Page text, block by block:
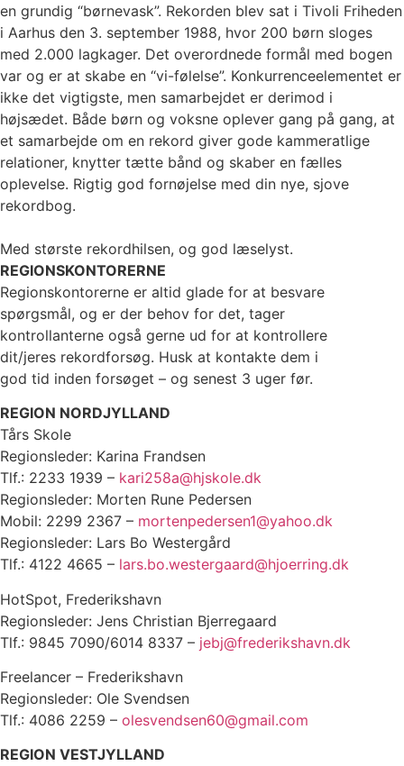
en grundig “børnevask”. Rekorden blev sat i Tivoli Friheden
i Aarhus den 3. september 1988, hvor 200 børn sloges
med 2.000 lagkager. Det overordnede formål med bogen
var og er at skabe en “vi-følelse”. Konkurrenceelementet er
ikke det vigtigste, men samarbejdet er derimod i
højsædet. Både børn og voksne oplever gang på gang, at
et samarbejde om en rekord giver gode kammeratlige
relationer, knytter tætte bånd og skaber en fælles
oplevelse. Rigtig god fornøjelse med din nye, sjove
rekordbog.
Med største rekordhilsen, og god læselyst.
REGIONSKONTORERNE
Regionskontorerne er altid glade for at besvare
spørgsmål, og er der behov for det, tager
kontrollanterne også gerne ud for at kontrollere
dit/jeres rekordforsøg. Husk at kontakte dem i
god tid inden forsøget – og senest 3 uger før.
REGION NORDJYLLAND
Tårs Skole
Regionsleder: Karina Frandsen
Tlf.: 2233 1939 – kari258a@hjskole.dk
Regionsleder: Morten Rune Pedersen
Mobil: 2299 2367 – mortenpedersen1@yahoo.dk
Regionsleder: Lars Bo Westergård
Tlf.: 4122 4665 – lars.bo.westergaard@hjoerring.dk
HotSpot, Frederikshavn
Regionsleder: Jens Christian Bjerregaard
Tlf.: 9845 7090/6014 8337 – jebj@frederikshavn.dk
Freelancer – Frederikshavn
Regionsleder: Ole Svendsen
Tlf.: 4086 2259 – olesvendsen60@gmail.com
REGION VESTJYLLAND